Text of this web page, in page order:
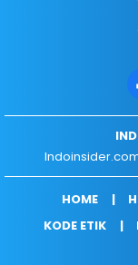
HOME
KODE ETIK